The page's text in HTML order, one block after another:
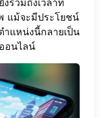
รวมถึงเวลาที่
แม้จะมีประโยชน์
แหน่งนี้กลายเป็น
อนไลน์